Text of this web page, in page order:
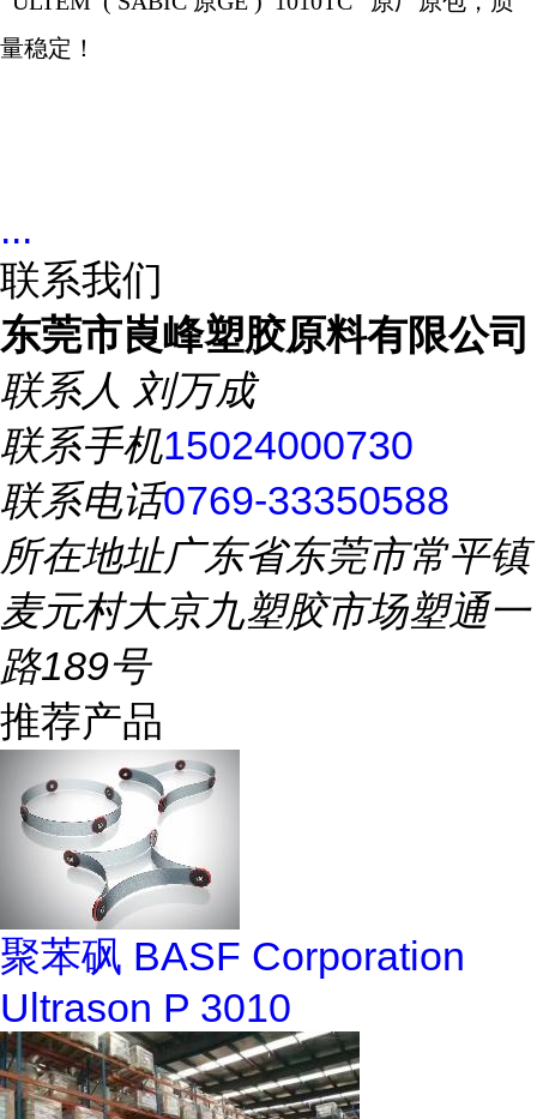
量稳定！
...
联系我们
东莞市崀峰塑胶原料有限公司
联系人 刘万成
联系手机15024000730
联系电话0769-33350588
所在地址广东省东莞市常平镇
麦元村大京九塑胶市场塑通一
路189号
推荐产品
聚苯砜 BASF Corporation
Ultrason P 3010